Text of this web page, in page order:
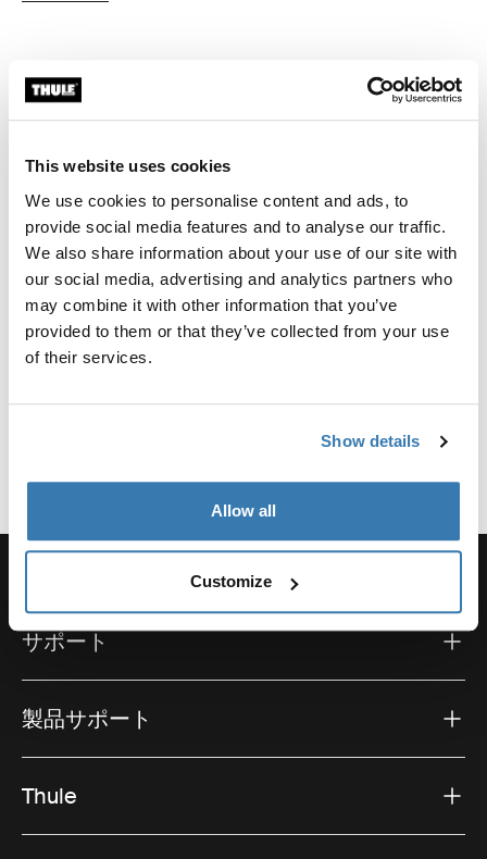
This website uses cookies
We use cookies to personalise content and ads, to
provide social media features and to analyse our traffic.
We also share information about your use of our site with
our social media, advertising and analytics partners who
may combine it with other information that you’ve
provided to them or that they’ve collected from your use
of their services.
Show details
Allow all
Customize
グ・テントで快適なシェルター
を
ルーフトップテント用オーニング・テントは、キャンプ
サイトに貴重な居住スペースを追加し、日差しや風、雨
からの保護を提供しながら、セットアップの快適性を高
めます。食事の準備、アウトドアで過ごした長い一日の
後のリラックスタイム、または車両周りの保護を求める
Thuleルーフトップテントとシームレスに組み合わせられ
で、変わりやすいアウトドア環境に対応できる構造で
ャーセットアップに余分な重量を加えることなく、信頼
性の高い悪天候からの保護を提供します。
ルーフトップテント用オーニング・テントは、週末の小
旅行から長期のロードトリップまで、あらゆるシーンに
多目的で快適なベースキャンプを作ることができます。
さまざまなテントスタイルや車両セットアップに対応す
るオーニングをご用意していますので、次のアウトドア
アドベンチャーに最適なソリューションを簡単に見つけ
ることができます。
サポート
製品サポート
Thule